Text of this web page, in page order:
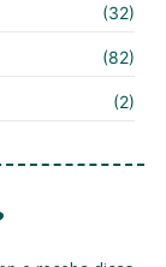
(32)
(82)
(2)